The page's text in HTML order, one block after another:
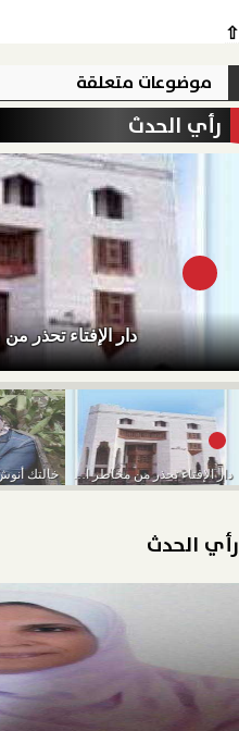
⇧
موضوعات متعلقة
رأي الحدث
دار الإفتاء تحذر
دار الإفتاء تحذر من مخاطر الـ ”تيك توك”
رأي الحدث